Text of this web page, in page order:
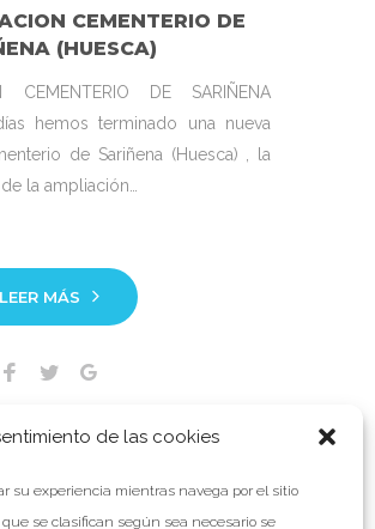
de las cookies
su experiencia mientras navega por el sitio
se clasifican según sea necesario se
CEMENTERIO DE
(HUESCA)
CEMENTERIO DE SARIÑENA
hemos terminado una nueva
de Sariñena (Huesca) , la
la ampliación…
LEER MÁS
Facebook
Twitter